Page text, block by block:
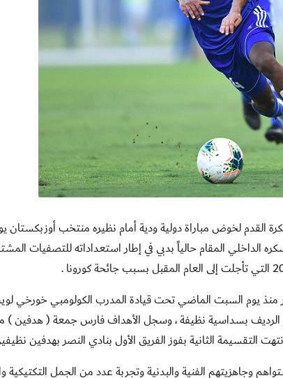
القدم لخوض مباراة دولية ودية أمام نظيره منتخب أوزبكستان
الداخلي المقام حالياً بدبي في إطار استعداداته للتصفيات
منذ يوم السبت الماضي تحت قيادة المدرب الكولومبي خورخي
الرديف بسداسية نظيفة ، وسجل الأهداف فارس جمعة ( هدفين
التقسيمة الثانية بفوز الفريق الأول بنادي النصر بهدفين
وجاهزيتهم الفنية والبدنية وتجربة عدد من الجمل التكتيكية